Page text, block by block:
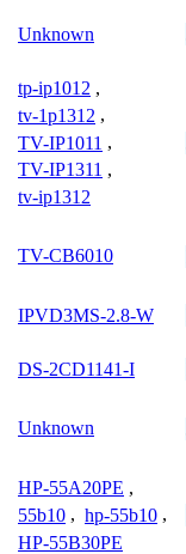
Unknown
tp-ip1012 ,
tv-1p1312 ,
TV-IP1011 ,
TV-IP1311 ,
tv-ip1312
TV-CB6010
IPVD3MS-2.8-W
DS-2CD1141-I
Unknown
HP-55A20PE ,
55b10 , hp-55b10 ,
HP-55B30PE